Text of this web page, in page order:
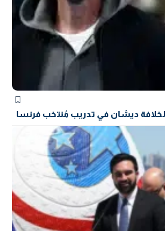
ديشان في تدريب مُنتخب فرنسا